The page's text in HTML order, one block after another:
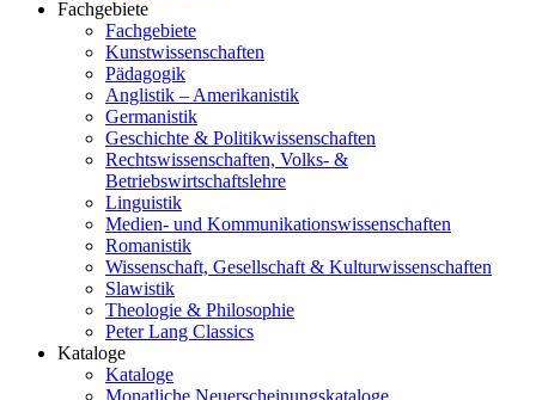
Fachgebiete
Fachgebiete
Kunstwissenschaften
Pädagogik
Anglistik – Amerikanistik
Germanistik
Geschichte & Politikwissenschaften
Rechtswissenschaften, Volks- &
Betriebswirtschaftslehre
Linguistik
Medien- und Kommunikationswissenschaften
Romanistik
Wissenschaft, Gesellschaft & Kulturwissenschaften
Slawistik
Theologie & Philosophie
Peter Lang Classics
Kataloge
Kataloge
Monatliche Neuerscheinungskataloge